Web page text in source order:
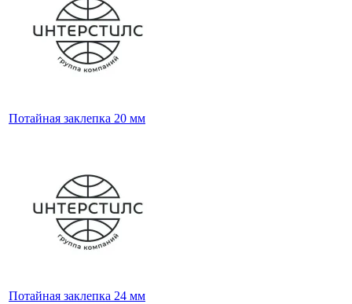
Потайная заклепка 20 мм
Потайная заклепка 24 мм